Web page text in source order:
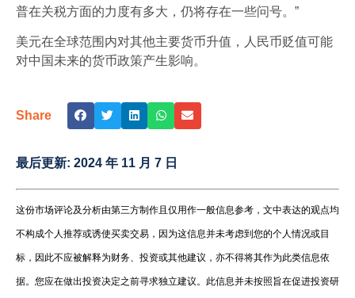
普在关税方面的力度有多大，仍将存在一些问号。”
美元在全球范围内对其他主要货币升值，人民币贬值可能
对中国未来的货币政策产生影响。
Share
最后更新: 2024 年 11 月 7 日
这份市场评论及分析由第三方制作且仅用作一般信息参考，文中表达的观点均
不构成个人推荐或诱使买卖交易，因为这信息并未考虑到您的个人情况或目
标，因此不应被解释为财务、投资或其他建议，亦不得将其作为此类信息依
据。您应在做出投资决定之前寻求独立建议。此信息并未按照旨在促进投资研